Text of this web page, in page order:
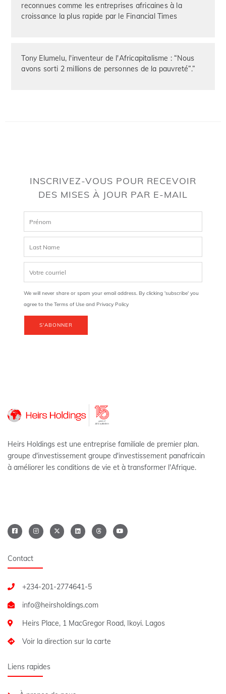
reconnues comme les entreprises africaines à la
croissance la plus rapide par le Financial Times
Tony Elumelu, l'inventeur de l'Africapitalisme : “Nous
avons sorti 2 millions de personnes de la pauvreté”.”
INSCRIVEZ-VOUS POUR RECEVOIR
DES MISES À JOUR PAR E-MAIL
We will never share or spam your email address. By clicking 'subscribe' you
agree to the Terms of Use and Privacy Policy
S'ABONNER
Heirs Holdings est une entreprise familiale de premier plan.
groupe d'investissement groupe d'investissement panafricain
à améliorer les conditions de vie et à transformer l'Afrique.
Contact
+234-201-2774641-5
Heirs Place, 1 MacGregor Road, Ikoyi. Lagos
Voir la direction sur la carte
Liens rapides